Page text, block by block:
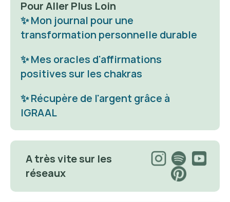
Pour Aller Plus Loin
✨ Mon journal pour une
transformation personnelle durable
✨ Mes oracles d'affirmations
positives sur les chakras
✨ Récupère de l'argent grâce à
IGRAAL
A très vite sur les
réseaux